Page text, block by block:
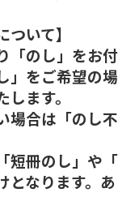
ついて】
のし」をお付
」をご希望の
ます。
場合は「のし
短冊のし」や
となります。